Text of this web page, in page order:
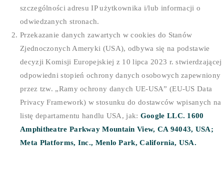
szczególności adresu IP użytkownika i/lub informacji o
odwiedzanych stronach.
Przekazanie danych zawartych w cookies do Stanów
Zjednoczonych Ameryki (USA), odbywa się na podstawie
decyzji Komisji Europejskiej z 10 lipca 2023 r. stwierdzającej
odpowiedni stopień ochrony danych osobowych zapewniony
przez tzw. „Ramy ochrony danych UE-USA” (EU-US Data
Privacy Framework) w stosunku do dostawców wpisanych na
listę departamentu handlu USA, jak: Google LLC. 1600
Amphitheatre Parkway Mountain View, CA 94043, USA;
Meta Platforms, Inc., Menlo Park, California, USA.